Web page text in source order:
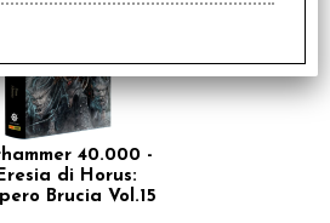
40.000 -
di Horus:
Brucia Vol.15